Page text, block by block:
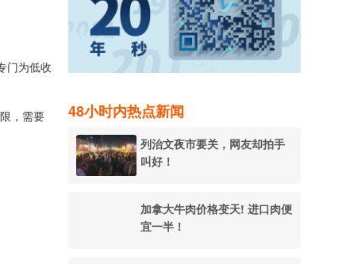
门为低收
，需要
48小时内热点新闻
列治文夜市要关，网友却拍手
叫好！
加拿大牛肉价格变天! 进口肉便
宜一半！